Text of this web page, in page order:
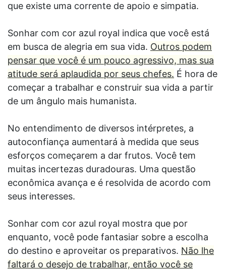
que existe uma corrente de apoio e simpatia.
Sonhar com cor azul royal indica que você está
em busca de alegria em sua vida. Outros podem
pensar que você é um pouco agressivo, mas sua
atitude será aplaudida por seus chefes. É hora de
começar a trabalhar e construir sua vida a partir
de um ângulo mais humanista.
No entendimento de diversos intérpretes, a
autoconfiança aumentará à medida que seus
esforços começarem a dar frutos. Você tem
muitas incertezas duradouras. Uma questão
econômica avança e é resolvida de acordo com
seus interesses.
Sonhar com cor azul royal mostra que por
enquanto, você pode fantasiar sobre a escolha
do destino e aproveitar os preparativos. Não lhe
faltará o desejo de trabalhar, então você se